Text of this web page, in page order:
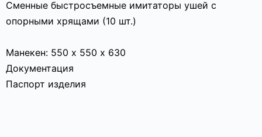
Сменные быстросъемные имитаторы ушей с
опорными хрящами (10 шт.)
Манекен: 550 х 550 х 630
Документация
Паспорт изделия